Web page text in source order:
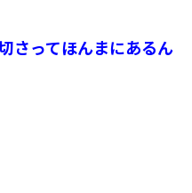
さってほんまにあるん